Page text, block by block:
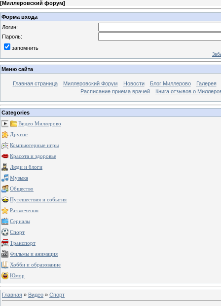
[Миллеровский форум]
Форма входа
Логин:
Пароль:
запомнить
Меню сайта
Главная страница Миллеровский Форум Новости Блог Миллерово
Галерея
Расписание приема врачей
Книга отзывов о
Categories
Видео Миллерово
Другое
Компьютерные игры
Красота и здоровье
Люди и блоги
Музыка
Общество
Путешествия и события
Развлечения
Сериалы
Спорт
Транспорт
Фильмы и анимация
Хобби и образование
Юмор
Главная » Видео » Спорт